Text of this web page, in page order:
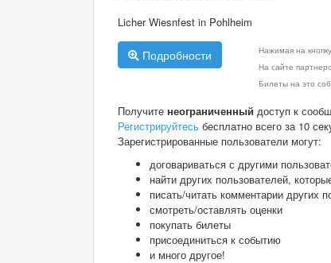
Licher Wiesnfest in Pohlheim
Подробности
Нажимая на
На сайте
Билеты на это
Получите неограниченный доступ к
Регистрируйтесь бесплатно всего за 10
Зарегистрированные пользователи могут:
договариваться с другими
найти других пользователей,
писать/читать комментарии других
смотреть/оставлять оценки
покупать билеты
присоединиться к событию
и много другое!